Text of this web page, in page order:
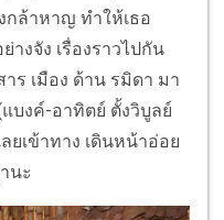
กล้าหาญ ทำให้เธอ
งจัง เรื่องราวไปกัน
ร เมือง ด้าน รมิดา มา
บงค์-อาทิตย์ ตั้งวิบูลย์
ยเข้าทาง เดินหน้าอ่อย
นะ